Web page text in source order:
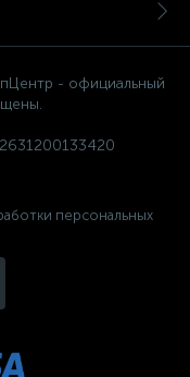
- официальный
персональных